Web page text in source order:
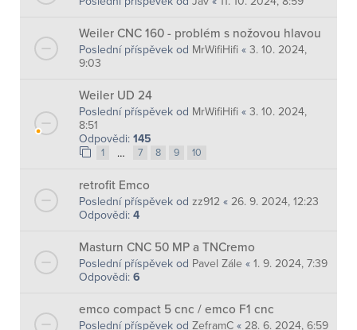
Weiler CNC 160 - problém s nožovou hlavou
Poslední příspěvek od MrWifiHifi « 3. 10. 2024,
9:03
Weiler UD 24
Poslední příspěvek od MrWifiHifi « 3. 10. 2024,
8:51
Odpovědi: 145
1 … 7 8 9 10
retrofit Emco
Poslední příspěvek od zz912 « 26. 9. 2024, 12:23
Odpovědi: 4
Masturn CNC 50 MP a TNCremo
Poslední příspěvek od Pavel Zále « 1. 9. 2024, 7:39
Odpovědi: 6
emco compact 5 cnc / emco F1 cnc
Poslední příspěvek od ZeframC « 28. 6. 2024, 6:59